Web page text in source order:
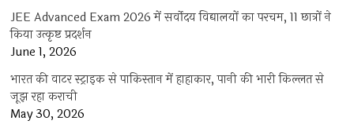
JEE Advanced Exam 2026 में सर्वोदय विद्यालयों का परचम, 11 छात्रों ने
किया उत्कृष्ट प्रदर्शन
June 1, 2026
भारत की वाटर स्ट्राइक से पाकिस्तान में हाहाकार, पानी की भारी किल्लत से
जूझ रहा कराची
May 30, 2026